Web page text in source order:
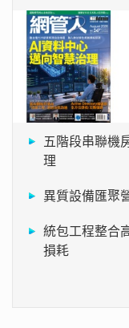
五階段串聯機
理
異質設備匯聚
統包工程整合
損耗